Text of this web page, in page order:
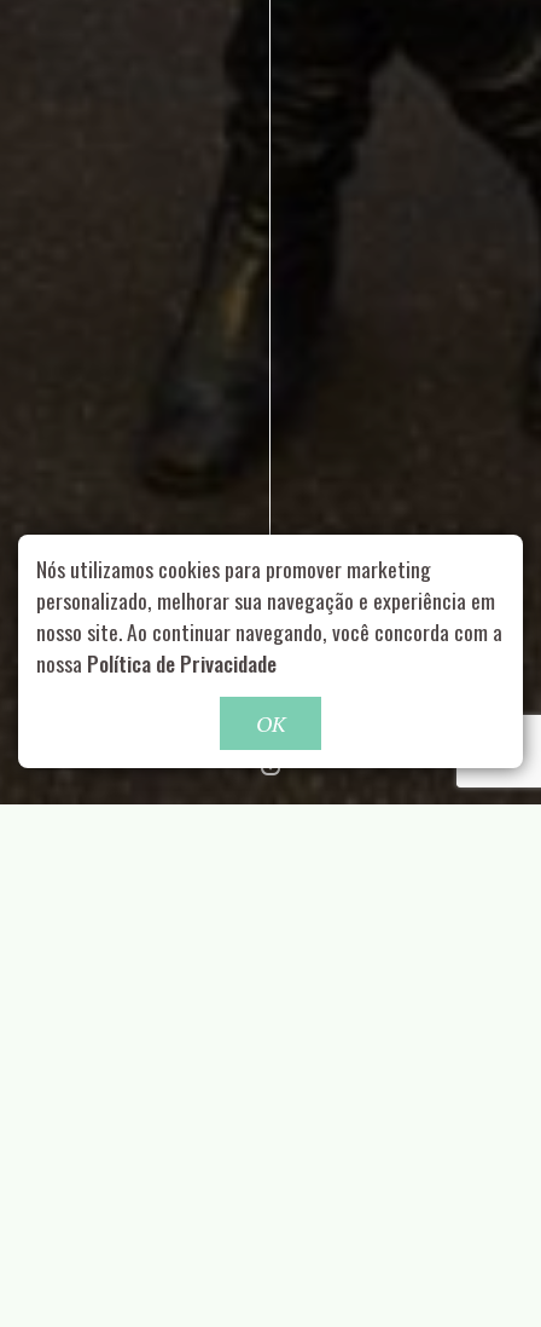
Rua Aurélia, 1714 – Vila Romana, São Paulo – SP | 55 11
99178-5848
contato@nucleofood.com
Role para continar
Nós utilizamos cookies para promover marketing
personalizado, melhorar sua navegação e experiência em
nosso site. Ao continuar navegando, você concorda com a
nossa Política de Privacidade
OK